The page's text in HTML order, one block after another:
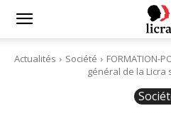
Licra
Actualités Société
FORMATION-
général de la Licra